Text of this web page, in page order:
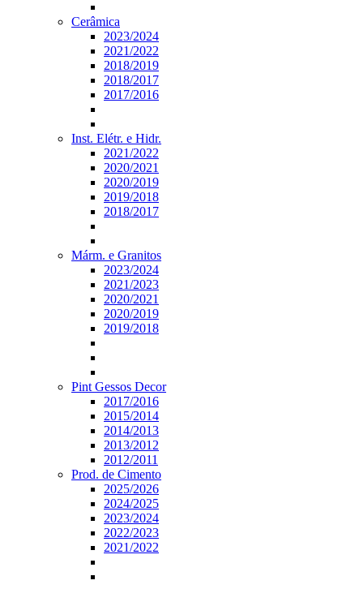
Cerâmica
2023/2024
2021/2022
2018/2019
2018/2017
2017/2016
Inst. Elétr. e Hidr.
2021/2022
2020/2021
2020/2019
2019/2018
2018/2017
Márm. e Granitos
2023/2024
2021/2023
2020/2021
2020/2019
2019/2018
Pint Gessos Decor
2017/2016
2015/2014
2014/2013
2013/2012
2012/2011
Prod. de Cimento
2025/2026
2024/2025
2023/2024
2022/2023
2021/2022